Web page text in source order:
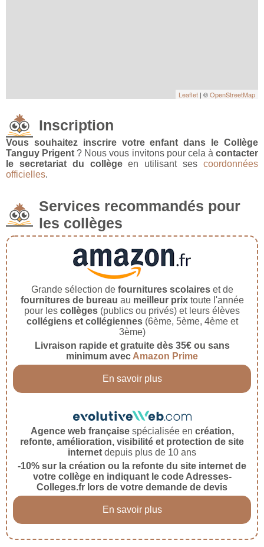
Leaflet | ©OpenStreetMap
Inscription
Vous souhaitez inscrire votre enfant dans le Collège
Tanguy Prigent ? Nous vous invitons pour cela àcontacter
le secretariat du collègeen utilisant sescoordonnées
officielles.
Services recommandés pour
les collèges
Grande sélection de fournitures scolaireset de
fournitures de bureau au meilleur prixtoute l'année
pour les collèges (publics ou privés) et leurs élèves
collégiens et collégiennes(6ème, 5ème, 4ème et
3ème)
Livraison rapide et gratuite dès 35€ ou sans
minimum avec Amazon Prime
En savoir plus
Agence web françaisespécialisée en création,
refonte, amélioration, visibilité et protection de site
internet depuis plus de 10 ans
-10% sur la création ou la refonte du site internet de
votre collège en indiquant le code Adresses-
Colleges.fr lors de votre demande de devis
En savoir plus